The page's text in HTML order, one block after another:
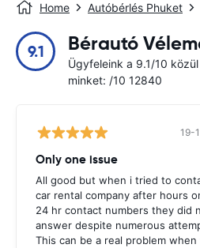
Home Autóbérlés Phuket
9.1 Bérautó
Ügyfeleink a 9.1/10
minket: /10 12840
19-
Only one issue
All good but when i tried to
car rental company after hours
24 hr contact numbers they did
answer despite numerous
This can be a real problem when